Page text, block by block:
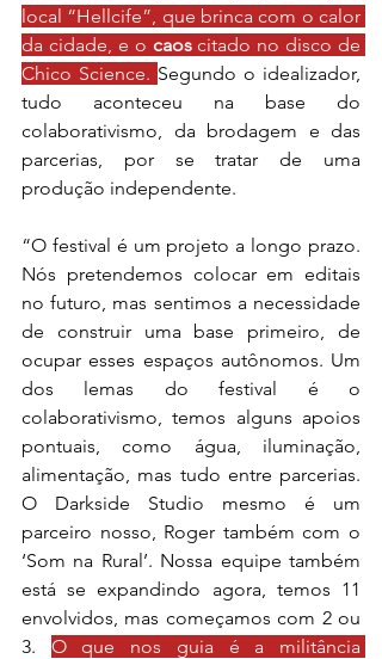
local “Hellcife”, que brinca com o calor
da cidade, e o caos citado no disco de
Chico Science. Segundo o idealizador,
tudo aconteceu na base do
colaborativismo, da brodagem e das
parcerias, por se tratar de uma
produção independente.
“O festival é um projeto a longo prazo.
Nós pretendemos colocar em editais
no futuro, mas sentimos a necessidade
de construir uma base primeiro, de
ocupar esses espaços autônomos. Um
dos lemas do festival é o
colaborativismo, temos alguns apoios
pontuais, como água, iluminação,
alimentação, mas tudo entre parcerias.
O Darkside Studio mesmo é um
parceiro nosso, Roger também com o
‘Som na Rural’. Nossa equipe também
está se expandindo agora, temos 11
envolvidos, mas começamos com 2 ou
3. O que nos guia é a militância